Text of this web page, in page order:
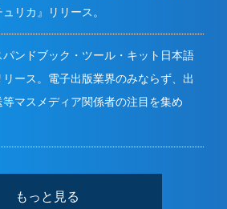
リカ』リリース。
パンドブック・ツール・キット日本語
リース。電子出版業界のみならず、出
等マスメディア関係者の注目を集め
もっと見る